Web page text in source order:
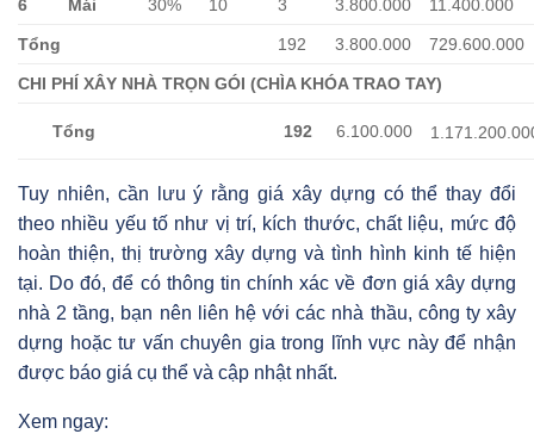
6 Mái 30% 10 3 3.800.000 11.400.000
Tổng 192 3.800.000 729.600.000
CHI PHÍ XÂY NHÀ TRỌN GÓI (CHÌA KHÓA TRAO TAY)
Tổng 192 6.100.000
Tuy nhiên, cần lưu ý rằng giá xây dựng có thể thay đổi
theo nhiều yếu tố như vị trí, kích thước, chất liệu, mức độ
hoàn thiện, thị trường xây dựng và tình hình kinh tế hiện
tại. Do đó, để có thông tin chính xác về đơn giá xây dựng
nhà 2 tầng, bạn nên liên hệ với các nhà thầu, công ty xây
dựng hoặc tư vấn chuyên gia trong lĩnh vực này để nhận
được báo giá cụ thể và cập nhật nhất.
Xem ngay: